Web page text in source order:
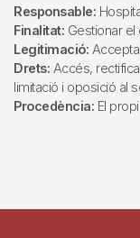
Responsable:
Finalitat: Gestionar
Legitimació:
Drets: Accés,
limitació i oposició al
Procedència: El